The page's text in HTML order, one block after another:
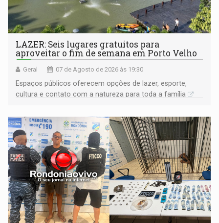
LAZER: Seis lugares gratuitos para
aproveitar o fim de semana em Porto Velho
Geral 07 de Agosto de 2026 às 19:30
Espaços públicos oferecem opções de lazer, esporte,
cultura e contato com a natureza para toda a família